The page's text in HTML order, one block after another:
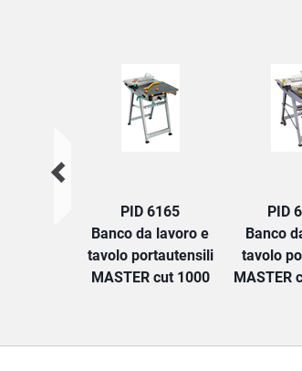
PID 6165
Banco da lavoro e
tavolo portautensili
MASTER cut 1000
PID
Banco
tavolo
MASTER